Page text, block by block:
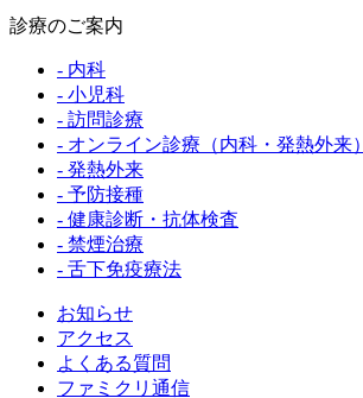
診療のご案内
- 内科
- 小児科
- 訪問診療
- オンライン診療（内科・発熱外来）
- 発熱外来
- 予防接種
- 健康診断・抗体検査
- 禁煙治療
- 舌下免疫療法
お知らせ
アクセス
よくある質問
ファミクリ通信